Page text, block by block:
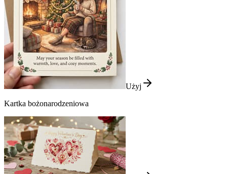
Użyj
Kartka bożonarodzeniowa